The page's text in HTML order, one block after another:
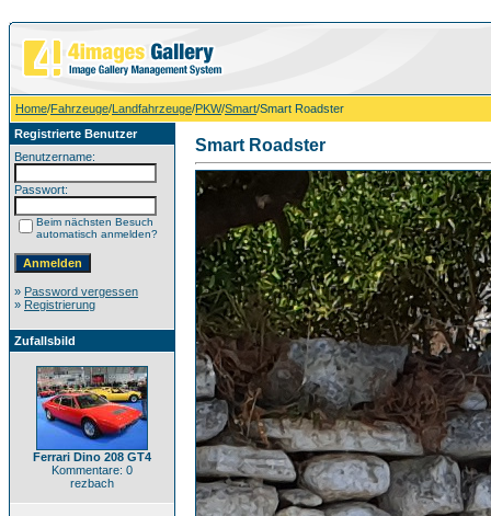
Home/Fahrzeuge/Landfahrzeuge/PKW/Smart/Smart Roadster
Registrierte Benutzer
Benutzername:
Passwort:
Beim nächsten Besuch
automatisch anmelden?
» Password vergessen
» Registrierung
Zufallsbild
Ferrari Dino 208 GT4
Kommentare: 0
rezbach
Smart Roadster